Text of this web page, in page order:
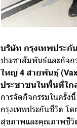
บริษัท กรุงเทพประ
ประชาสัมพันธ์และกิจก
ใหญ่ 4 สายพันธุ์
ประชาชนในพื้นที่ใก
การจัดกิจกรรมในครั้ง
กรุงเทพประกันชีวิต โ
สุขภาพและคุณภาพชีวิ